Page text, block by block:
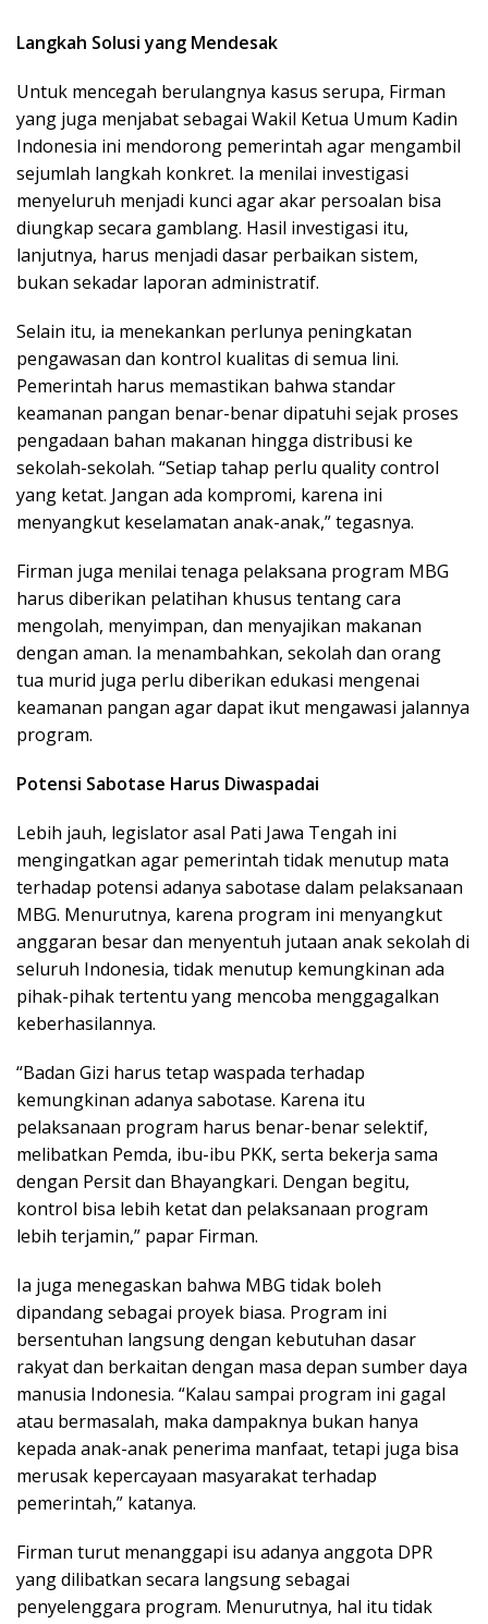
Langkah Solusi yang Mendesak
Untuk mencegah berulangnya kasus serupa, Firman
yang juga menjabat sebagai Wakil Ketua Umum Kadin
Indonesia ini mendorong pemerintah agar mengambil
sejumlah langkah konkret. Ia menilai investigasi
menyeluruh menjadi kunci agar akar persoalan bisa
diungkap secara gamblang. Hasil investigasi itu,
lanjutnya, harus menjadi dasar perbaikan sistem,
bukan sekadar laporan administratif.
Selain itu, ia menekankan perlunya peningkatan
pengawasan dan kontrol kualitas di semua lini.
Pemerintah harus memastikan bahwa standar
keamanan pangan benar-benar dipatuhi sejak proses
pengadaan bahan makanan hingga distribusi ke
sekolah-sekolah. “Setiap tahap perlu quality control
yang ketat. Jangan ada kompromi, karena ini
menyangkut keselamatan anak-anak,” tegasnya.
Firman juga menilai tenaga pelaksana program MBG
harus diberikan pelatihan khusus tentang cara
mengolah, menyimpan, dan menyajikan makanan
dengan aman. Ia menambahkan, sekolah dan orang
tua murid juga perlu diberikan edukasi mengenai
keamanan pangan agar dapat ikut mengawasi jalannya
program.
Potensi Sabotase Harus Diwaspadai
Lebih jauh, legislator asal Pati Jawa Tengah ini
mengingatkan agar pemerintah tidak menutup mata
terhadap potensi adanya sabotase dalam pelaksanaan
MBG. Menurutnya, karena program ini menyangkut
anggaran besar dan menyentuh jutaan anak sekolah di
seluruh Indonesia, tidak menutup kemungkinan ada
pihak-pihak tertentu yang mencoba menggagalkan
keberhasilannya.
“Badan Gizi harus tetap waspada terhadap
kemungkinan adanya sabotase. Karena itu
pelaksanaan program harus benar-benar selektif,
melibatkan Pemda, ibu-ibu PKK, serta bekerja sama
dengan Persit dan Bhayangkari. Dengan begitu,
kontrol bisa lebih ketat dan pelaksanaan program
lebih terjamin,” papar Firman.
Ia juga menegaskan bahwa MBG tidak boleh
dipandang sebagai proyek biasa. Program ini
bersentuhan langsung dengan kebutuhan dasar
rakyat dan berkaitan dengan masa depan sumber daya
manusia Indonesia. “Kalau sampai program ini gagal
atau bermasalah, maka dampaknya bukan hanya
kepada anak-anak penerima manfaat, tetapi juga bisa
merusak kepercayaan masyarakat terhadap
pemerintah,” katanya.
Firman turut menanggapi isu adanya anggota DPR
yang dilibatkan secara langsung sebagai
penyelenggara program. Menurutnya, hal itu tidak